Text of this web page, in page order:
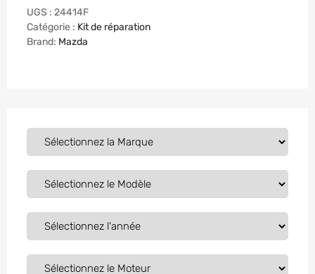
UGS : 24414F
Catégorie : Kit de réparation
Brand: Mazda